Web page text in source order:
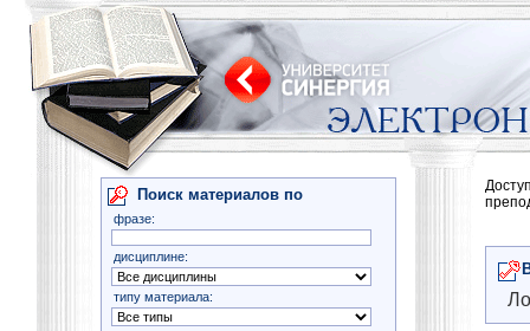
Поиск материалов по
фразе:
дисциплине:
типу материала: